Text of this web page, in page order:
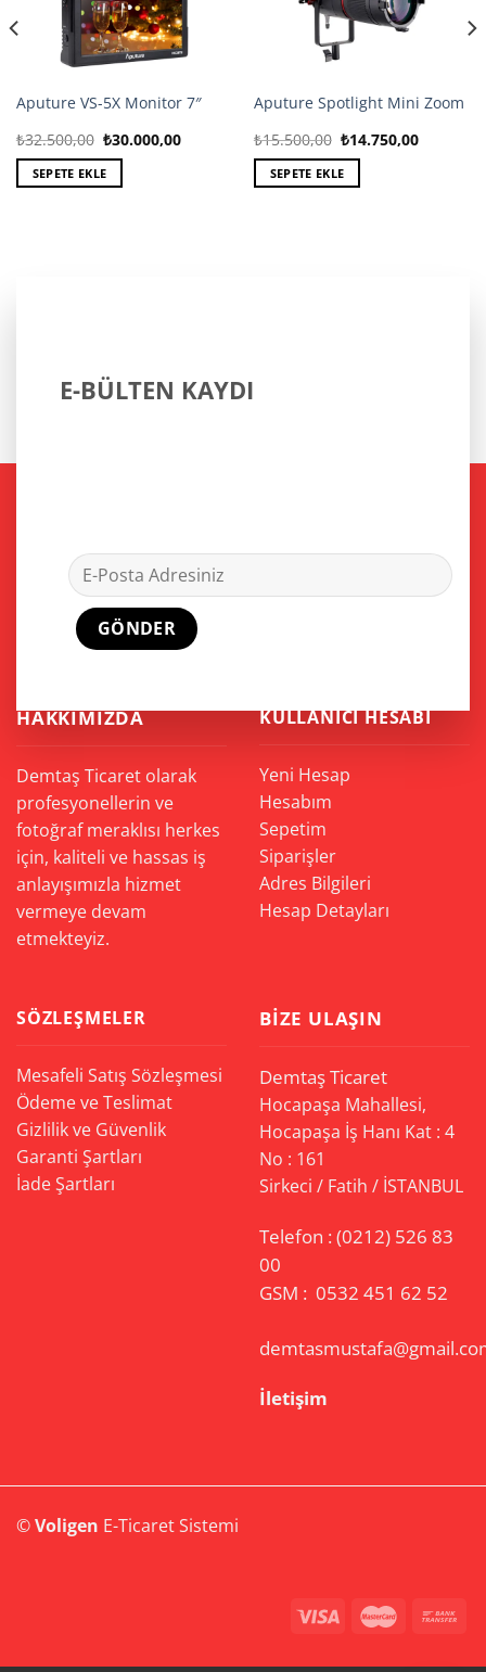
Aputure VS-5X Monitor 7″
₺32.500,00 Orijinal
₺32.500,00.
₺30.000,00Şu
₺30.000,00.
SEPETE EKLE
Aputure Spotlight Mini Zoom
₺15.500,00 Orijinal
₺15.500,00.
₺14.750,00Şu
SEPETE EKLE
E-BÜLTEN KAYDI
HAKKIMIZDA
Demtaş Ticaret olarak
profesyonellerin ve
fotoğraf meraklısı herkes
için, kaliteli ve hassas iş
anlayışımızla hizmet
vermeye devam
etmekteyiz.
KULLANICI HESABI
Yeni Hesap
Hesabım
Sepetim
Siparişler
Adres Bilgileri
Hesap Detayları
SÖZLEŞMELER
Mesafeli Satış Sözleşmesi
Ödeme ve Teslimat
Gizlilik ve Güvenlik
Garanti Şartları
İade Şartları
BIZE ULAŞIN
Demtaş Ticaret
Hocapaşa Mahallesi,
Hocapaşa İş Hanı Kat : 4
No : 161
Sirkeci / Fatih / İSTANBUL
Telefon :(0212) 526 83
00
GSM : 0532 451 62 52
İletişim
©Voligen E-Ticaret Sistemi